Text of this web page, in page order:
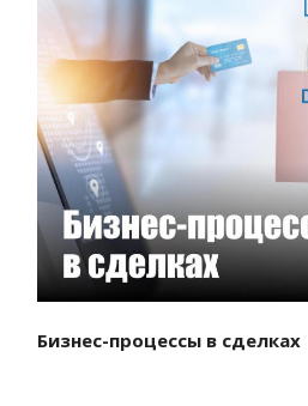
Бизнес-процессы в сделках